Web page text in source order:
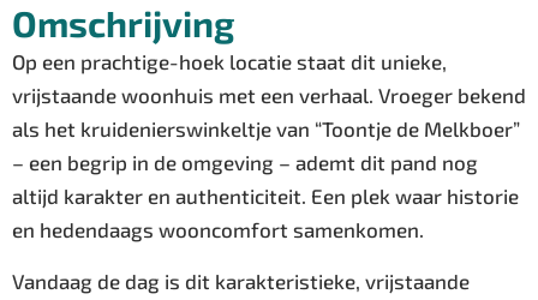
Omschrijving
Op een prachtige-hoek locatie staat dit unieke,
vrijstaande woonhuis met een verhaal. Vroeger bekend
als het kruidenierswinkeltje van “Toontje de Melkboer”
– een begrip in de omgeving – ademt dit pand nog
altijd karakter en authenticiteit. Een plek waar historie
en hedendaags wooncomfort samenkomen.
Vandaag de dag is dit karakteristieke, vrijstaande